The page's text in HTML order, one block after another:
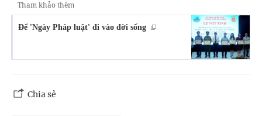
Tham khảo thêm
Để 'Ngày Pháp luật' đi vào đời sống
Chia sẻ